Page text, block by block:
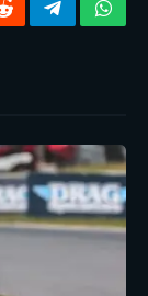
RedditTelegram